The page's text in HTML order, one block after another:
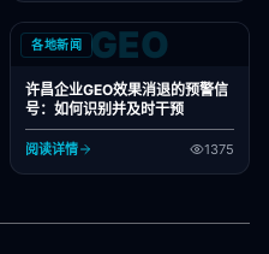
各地新闻 GEO
许昌企业GEO效果消退的预警信
号：如何识别并及时干预
阅读详情 1375